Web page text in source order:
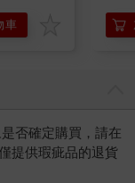
車
否確定購買，請在
提供瑕疵品的退貨